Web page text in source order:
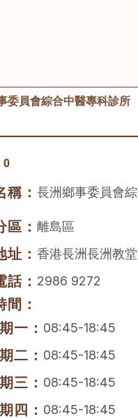
委員會綜合中醫專科診所
0
稱： 長洲鄉事委員會
區： 離島區
址： 香港長洲長洲教
話： 2986 9272
間：
一： 08:45-18:45
二： 08:45-18:45
三： 08:45-18:45
四： 08:45-18:45